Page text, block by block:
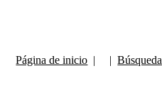
Página de inicio | |Búsqueda